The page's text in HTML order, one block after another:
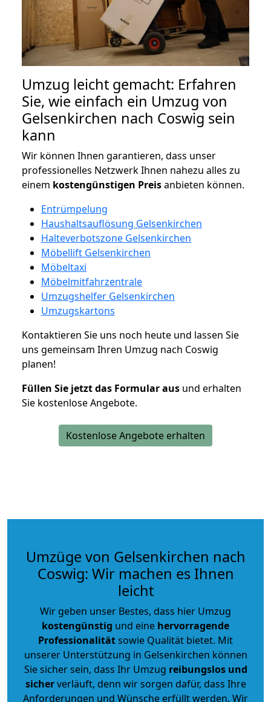
Umzug leicht gemacht: Erfahren
Sie, wie einfach ein Umzug von
Gelsenkirchen nach Coswig sein
kann
Wir können Ihnen garantieren, dass unser
professionelles Netzwerk Ihnen nahezu alles zu
einem kostengünstigen Preisanbieten können.
Entrümpelung
Haushaltsauflösung Gelsenkirchen
Halteverbotszone Gelsenkirchen
Möbellift Gelsenkirchen
Möbeltaxi
Möbelmitfahrzentrale
Umzugshelfer Gelsenkirchen
Umzugskartons
Kontaktieren Sie uns noch heute und lassen Sie
uns gemeinsam Ihren Umzug nach Coswig
planen!
Füllen Sie jetzt das Formular aus und erhalten
Sie kostenlose Angebote.
Kostenlose Angebote erhalten
Umzüge von Gelsenkirchen nach
Coswig: Wir machen es Ihnen
leicht
Wir geben unser Bestes, dass hier Umzug
kostengünstig und eine hervorragende
Professionalitätsowie Qualität bietet. Mit
unserer Unterstützung in Gelsenkirchen können
Sie sicher sein, dass Ihr Umzug reibungslos und
sicherverläuft, denn wir sorgen dafür, dass Ihre
Anforderungen und Wünsche erfüllt werden. Wir